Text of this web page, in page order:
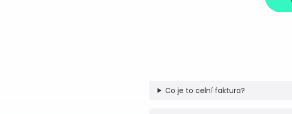
Co je to celní faktura?